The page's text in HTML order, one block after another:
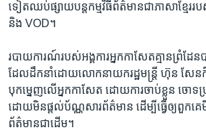
ទៀត​ឈប់​ផ្សាយ​បន្ត​កម្មវិធី​ព័ត៌មាន​ជា​ភាសាខ្មែរ​រ
និង​ VOD។​
របាយ​ការណ៍​របស់​អង្គការ​អ្នក​កាសែត​គ្មាន​ព្រំដែន​ប
ដែល​ដឹកនាំ​ដោយ​លោកនាយក​រដ្ឋមន្ត្រី​ ​ហ៊ុន សែន​ក៏​
បុក​ម្នេញ​លើ​អ្នក​កាសែត​ ​ដោយ​ការ​ចាប់ខ្លួន​ ​ចោទ​
ដោយ​មិន​ផ្តល់​ប័ណ្ណ​សារ​ព័ត៌មាន​ ​ដើម្បី​ធ្វើ​ឲ្យ​ពួក​គ
ព័ត៌មានជាដើម។